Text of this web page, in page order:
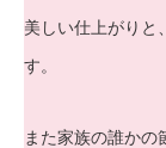
美しい仕上がりと
す。
また家族の誰かの